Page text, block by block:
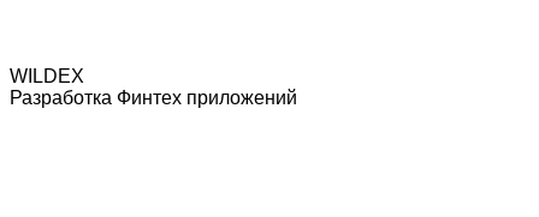
WILDEX
Разработка Финтех приложений